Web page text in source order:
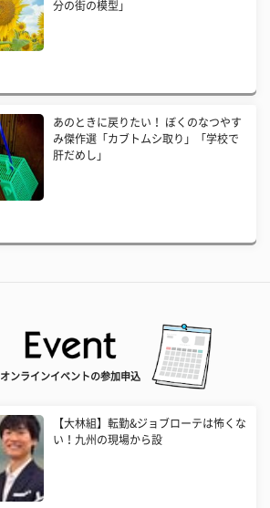
分の街の模型」
あのときに戻りたい！ ぼくのなつやす
み傑作選「カブトムシ取り」「学校で
肝だめし」
オンラインイベントの参加申込
【大林組】転勤&ジョブローテは怖くな
い！九州の現場から設